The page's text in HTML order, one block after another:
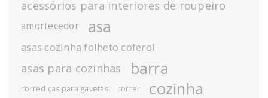
acessórios para interiores de roupeiro
amortecedor asa
asas cozinha folheto coferol
asas para cozinhas barra
corrediças para gavetas correr cozinha